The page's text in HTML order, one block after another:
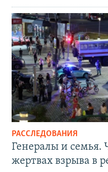
РАССЛЕДОВАНИЯ
Генералы и семья.
жертвах взрыва в